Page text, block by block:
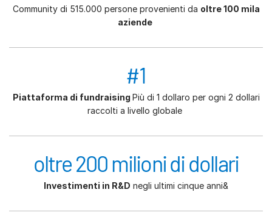
Community di 515.000 persone provenienti da oltre 100 mila
aziende
#1
Piattaforma di fundraising Più di 1 dollaro per ogni 2 dollari
raccolti a livello globale
oltre 200 milioni di dollari
Investimenti in R&D negli ultimi cinque anni&